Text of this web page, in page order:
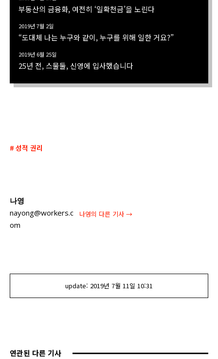
부동산의 금융화, 여전히 ‘일확천금’을 노린다
2019년 7월 2일
“도대체 나는 누구와 같이, 누구를 위해 일한 거요?”
2019년 6월 25일
25년 전, 스물둘, 신영에 입사했습니다
성적 권리
나영
nayong@workers.c
om
나영의 다른 기사 →
update: 2019년 7월 11일 10:31
연관된 다른 기사